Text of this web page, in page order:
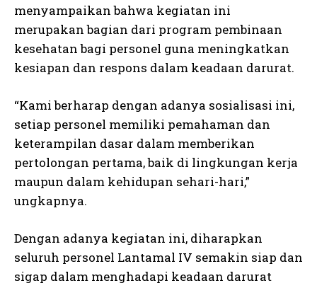
menyampaikan bahwa kegiatan ini
merupakan bagian dari program pembinaan
kesehatan bagi personel guna meningkatkan
kesiapan dan respons dalam keadaan darurat.
“Kami berharap dengan adanya sosialisasi ini,
setiap personel memiliki pemahaman dan
keterampilan dasar dalam memberikan
pertolongan pertama, baik di lingkungan kerja
maupun dalam kehidupan sehari-hari,”
ungkapnya.
Dengan adanya kegiatan ini, diharapkan
seluruh personel Lantamal IV semakin siap dan
sigap dalam menghadapi keadaan darurat